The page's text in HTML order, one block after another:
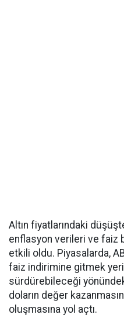
Altın fiyatlarındaki
enflasyon verileri ve faiz
etkili oldu. Piyasalarda,
faiz indirimine gitmek
sürdürebileceği
doların değer
oluşmasına yol açtı.